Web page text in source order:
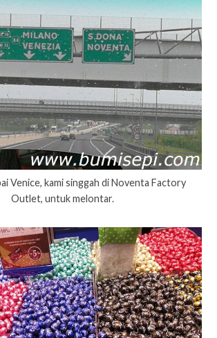
Venice, kami singgah di Noventa Factory
Outlet, untuk melontar.